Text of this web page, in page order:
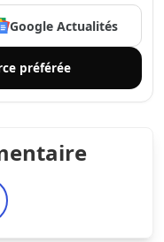
Google Actualités
préférée